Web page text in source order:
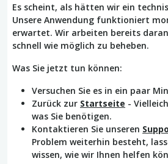
Es scheint, als hätten wir ein
Unsere Anwendung funktioniert
erwartet. Wir arbeiten bereits
schnell wie möglich zu beheben.
Was Sie jetzt tun können:
Versuchen Sie es in ein paar
Zurück zur Startseite -
was Sie benötigen.
Kontaktieren Sie unseren
Problem weiterhin besteht,
wissen, wie wir Ihnen helfen